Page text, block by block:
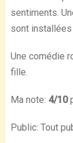
sentiments.
sont installées
Une comédie
fille.
Ma note: 4/10
Public: Tout